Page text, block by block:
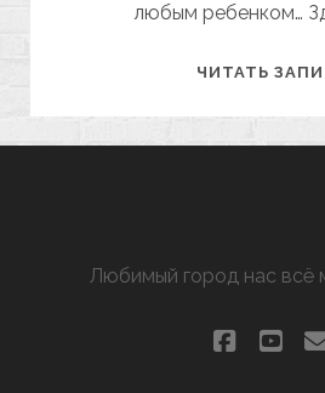
любым ребенком…
ЧИТАТЬ
Любимый город нас всё